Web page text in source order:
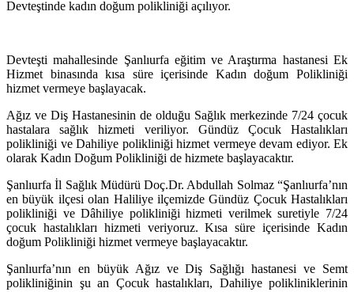
Devteştinde kadın doğum polikliniği açılıyor.
Devteşti mahallesinde Şanlıurfa eğitim ve Araştırma hastanesi Ek
Hizmet binasında kısa süre içerisinde Kadın doğum Polikliniği
hizmet vermeye başlayacak.
Ağız ve Diş Hastanesinin de olduğu Sağlık merkezinde 7/24 çocuk
hastalara sağlık hizmeti veriliyor. Gündüz Çocuk Hastalıkları
polikliniği ve Dahiliye polikliniği hizmet vermeye devam ediyor. Ek
olarak Kadın Doğum Polikliniği de hizmete başlayacaktır.
Şanlıurfa İl Sağlık Müdürü Doç.Dr. Abdullah Solmaz “Şanlıurfa’nın
en büyük ilçesi olan Haliliye ilçemizde Gündüz Çocuk Hastalıkları
polikliniği ve Dâhiliye polikliniği hizmeti verilmek suretiyle 7/24
çocuk hastalıkları hizmeti veriyoruz. Kısa süre içerisinde Kadın
doğum Polikliniği hizmet vermeye başlayacaktır.
Şanlıurfa’nın en büyük Ağız ve Diş Sağlığı hastanesi ve Semt
polikliniğinin şu an Çocuk hastalıkları, Dahiliye polikliniklerinin